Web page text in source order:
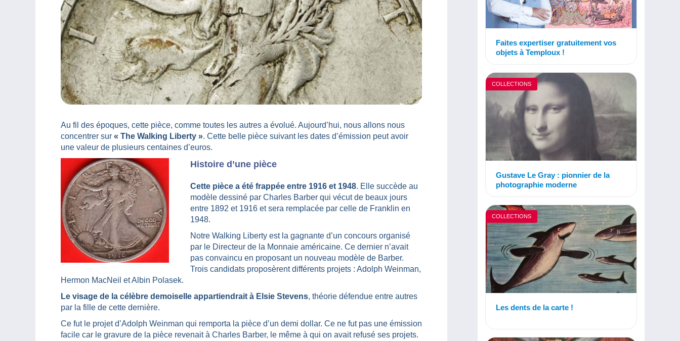
Au fil des époques, cette pièce, comme toutes les autres a évolué. Aujourd’hui, nous allons nous
concentrer sur « The Walking Liberty ». Cette belle pièce suivant les dates d’émission peut avoir
une valeur de plusieurs centaines d’euros.
Histoire d’une pièce
Cette pièce a été frappée entre 1916 et 1948. Elle succède au
modèle dessiné par Charles Barber qui vécut de beaux jours
entre 1892 et 1916 et sera remplacée par celle de Franklin en
1948.
Notre Walking Liberty est la gagnante d’un concours organisé
par le Directeur de la Monnaie américaine. Ce dernier n’avait
pas convaincu en proposant un nouveau modèle de Barber.
Trois candidats proposèrent différents projets : Adolph Weinman,
Hermon MacNeil et Albin Polasek.
Le visage de la célèbre demoiselle appartiendrait à Elsie Stevens, théorie défendue entre autres
par la fille de cette dernière.
Ce fut le projet d’Adolph Weinman qui remporta la pièce d’un demi dollar. Ce ne fut pas une émission
facile car le gravure de la pièce revenait à Charles Barber, le même à qui on avait refusé ses projets.
Faites expertiser gratuitement vos
objets à Temploux !
COLLECTIONS
Gustave Le Gray : pionnier de la
photographie moderne
COLLECTIONS
Les dents de la carte !